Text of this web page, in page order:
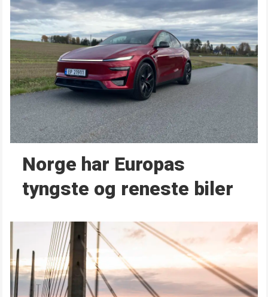
Norge har Europas
tyngste og reneste biler